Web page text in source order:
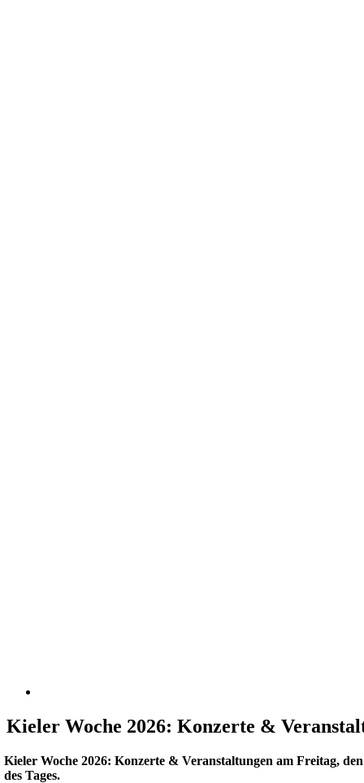
Kieler Woche 2026: Konzerte &
Kieler Woche 2026: Konzerte & Veranstaltungen am Freitag,
des Tages.